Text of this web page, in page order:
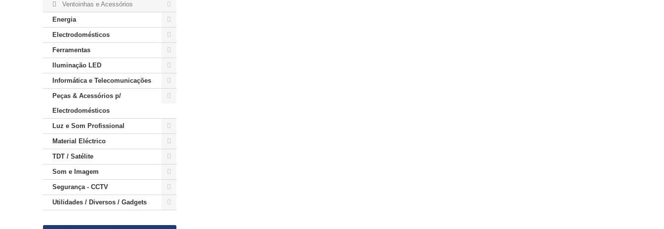
Ventoinhas e Acessórios
Energia
Electrodomésticos
Ferramentas
Iluminação LED
Informática e Telecomunicações
Peças & Acessórios p/
Electrodomésticos
Luz e Som Profissional
Material Eléctrico
TDT / Satélite
Som e Imagem
Segurança - CCTV
Utilidades / Diversos / Gadgets